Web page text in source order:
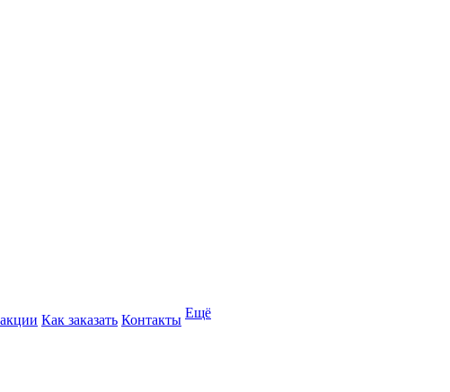
Как заказать Контакты Ещё